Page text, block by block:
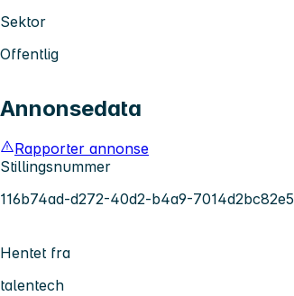
Sektor
Offentlig
Annonsedata
Rapporter annonse
Stillingsnummer
116b74ad-d272-40d2-b4a9-7014d2bc82e5
Hentet fra
talentech